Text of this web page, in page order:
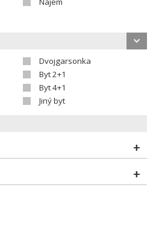
Dvojgarsonka
Byt 2+1
Byt 4+1
Jiný byt